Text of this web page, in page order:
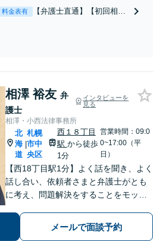
間問合せ可】【24hメ
ール受付可】 離婚の
料金表有
【弁護士直通】【初回相談
について、丁寧かつ有利な
相澤 裕友 弁
護士
インタビューを
見る
相澤・小西法律事務所
北
海
道
|
札幌
市中
央区
西１８丁目
駅 から徒歩
1分
営業時間：09:0
0~17:00（平
日）
【西18丁目駅1分】よく話を聞き、よく
話し合い、依頼者さまと弁護士がとも
に考え、問題解決をすることをモット
ディーな対応で、依頼者さまの利益を
追求します【夜間・土日祝対応可】
メールで面談予約